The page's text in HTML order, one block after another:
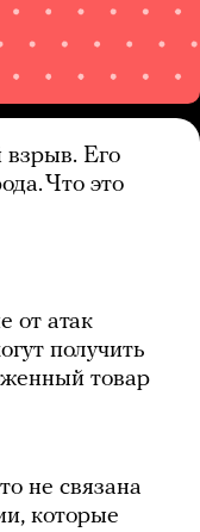
взрыв. Его
Что это
от атак
получить
товар
не связана
которые